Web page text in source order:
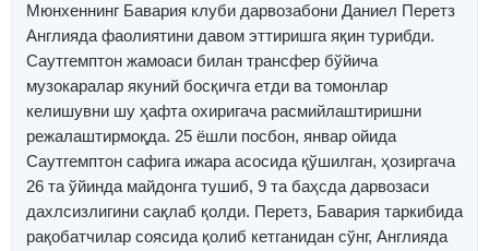
Мюнхеннинг Бавария клуби дарвозабони Даниел Перетз
Англияда фаолиятини давом эттиришга яқин турибди.
Саутгемптон жамоаси билан трансфер бўйича
музокаралар якуний босқичга етди ва томонлар
келишувни шу ҳафта охиригача расмийлаштиришни
режалаштирмоқда. 25 ёшли посбон, январ ойида
Саутгемптон сафига ижара асосида қўшилган, ҳозиргача
26 та ўйинда майдонга тушиб, 9 та баҳсда дарвозаси
дахлсизлигини сақлаб қолди. Перетз, Бавария таркибида
рақобатчилар соясида қолиб кетганидан сўнг, Англияда